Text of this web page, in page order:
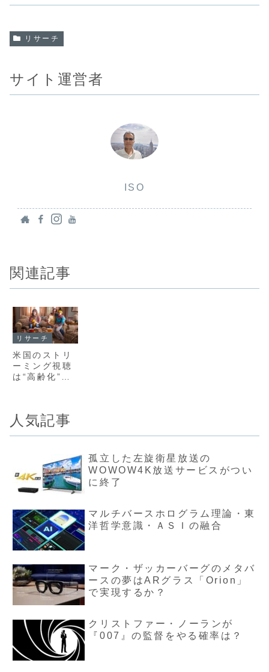
リサーチ
サイト運営者
ISO
関連記事
リサーチ
米国のストリ
ーミング視聴
は“高齢化”し
人気記事
孤立した左旋衛星放送の
WOWOW4K放送サービスがつい
に終了
マルチバースホログラム理論・東
洋哲学意識・ＡＳＩの融合
マーク・ザッカーバーグのメタバ
ースの夢はARグラス「Orion」
で実現するか？
クリストファー・ノーランが
『007』の監督をやる確率は？